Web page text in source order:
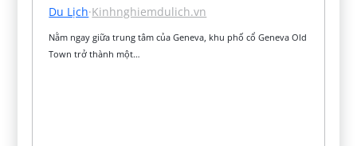
Du Lịch·Kinhnghiemdulich.vn
Nằm ngay giữa trung tâm của Geneva, khu phố cổ Geneva Old
Town trở thành một…